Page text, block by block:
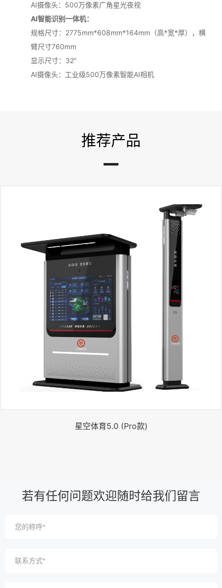
AI摄像头：500万像素广角星光夜视
AI智能识别一体机：
规格尺寸：2775mm*608mm*164mm（高*宽*厚），横
臂尺寸760mm
显示尺寸：32″
AI摄像头：工业级500万像素智能AI相机
推荐产品
星空体育5.0 (Pro款)
若有任何问题欢迎随时给我们留言